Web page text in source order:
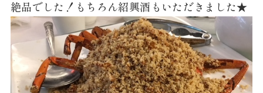
絶品でした！もちろん紹興酒もいただきました★